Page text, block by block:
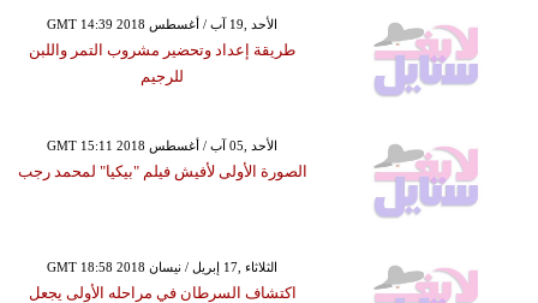
GMT 14:39 2018 الأحد ,19 آب / أغسطس
طريقة إعداد وتحضير مشروب التمر واللبن
للرجيم
GMT 15:11 2018 الأحد ,05 آب / أغسطس
الصورة الأولى لأفيش فيلم "بيكيا" لمحمد رجب
GMT 18:58 2018 الثلاثاء ,17 إبريل / نيسان
اكتشاف السرطان في مراحله الأولى يجعل